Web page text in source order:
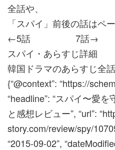
全話や、
「スパイ」前後の話はペ
←5話 7話→
スパイ・あらすじ詳細
韓国ドラマのあらすじ全
{“@context”: “https://
“headline”: “スパイ〜愛
と感想レビュー”, “url”:
story.com/review/spy/
“2015-09-02”,